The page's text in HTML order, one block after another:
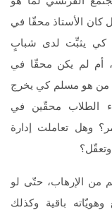
كان الأستاذ محقّا في
كي يثبِّت لدى شبابٍ
أم لم يكن محقّا في
من هو مسلم كي يخرج
الطلاب محقّين في
وهل تعاملت إدارة
من الإرهاب، حتّى لو
باقية وكذلك